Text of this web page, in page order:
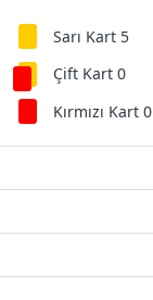
Sarı Kart 5
Çift Kart 0
Kırmızı Kart 0